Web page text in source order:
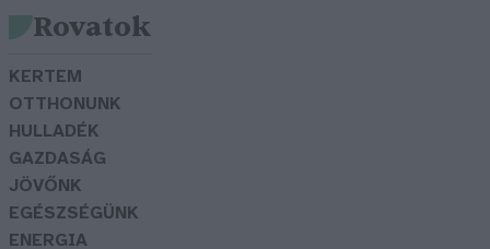
Rovatok
KERTEM
OTTHONUNK
HULLADÉK
GAZDASÁG
JÖVŐNK
EGÉSZSÉGÜNK
ENERGIA